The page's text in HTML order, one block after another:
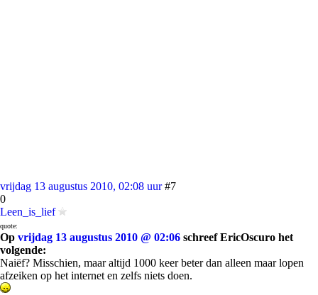
vrijdag 13 augustus 2010, 02:08 uur #7
0
Leen_is_lief
quote:
Op vrijdag 13 augustus 2010 @ 02:06 schreef EricOscuro het
volgende:
Naiëf? Misschien, maar altijd 1000 keer beter dan alleen maar lopen
afzeiken op het internet en zelfs niets doen.